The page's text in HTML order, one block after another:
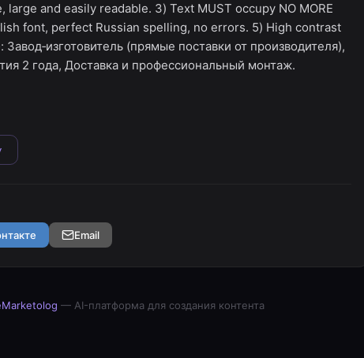
large and easily readable. 3) Text MUST occupy NO MORE
font, perfect Russian spelling, no errors. 5) High contrast
(прямые поставки от производителя),
2 года, Доставка и профессиональный монтаж.
Email
— AI-платформа для создания контента